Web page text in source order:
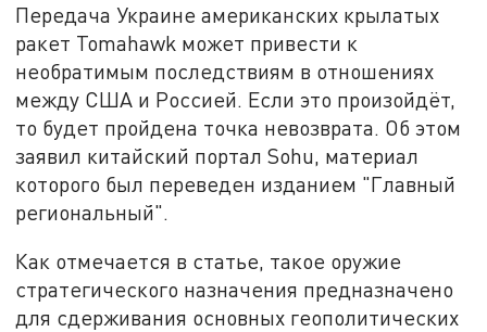
Передача Украине американских крылатых
ракет Tomahawk может привести к
необратимым последствиям в отношениях
между США и Россией. Если это произойдёт,
то будет пройдена точка невозврата. Об этом
заявил китайский портал Sohu, материал
которого был переведен изданием "Главный
региональный".
Как отмечается в статье, такое оружие
стратегического назначения предназначено
для сдерживания основных геополитических